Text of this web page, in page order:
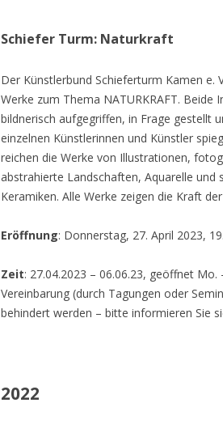
Schiefer Turm: Naturkraft
Der Künstlerbund Schieferturm Kamen e.
Werke zum Thema NATURKRAFT.
bildnerisch aufgegriffen, in Frage gestellt
einzelnen Künstlerinnen und Künstler
reichen die Werke von Illustrationen,
abstrahierte Landschaften, Aquarelle und
Keramiken. Alle Werke zeigen die Kraft
Eröffnung: Donnerstag, 27. April 2023,
Zeit: 27.04.2023 – 06.06.23, geöffnet
Vereinbarung (durch Tagungen oder
behindert werden – bitte informieren Sie
2022